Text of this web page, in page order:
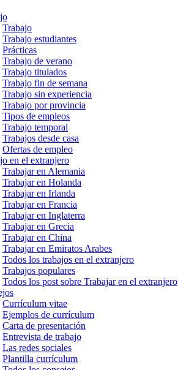
Trabajo
Trabajo estudiantes
Prácticas
Trabajo de verano
Trabajo titulados
Trabajo fin de semana
Trabajo sin experiencia
Trabajo por provincia
Tipos de empleos
Trabajo temporal
Trabajos desde casa
Ofertas de empleo
en el extranjero
Trabajar en Alemania
Trabajar en Holanda
Trabajar en Irlanda
Trabajar en Francia
Trabajar en Inglaterra
Trabajar en Grecia
Trabajar en China
Trabajar en Emiratos Arabes
Todos los trabajos en el extranjero
Trabajos populares
Todos los post sobre Trabajar en el extranjero
Currículum vitae
Ejemplos de currículum
Carta de presentación
Entrevista de trabajo
Las redes sociales
Plantilla currículum